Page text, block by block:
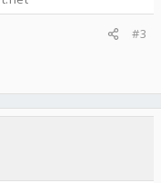
#3